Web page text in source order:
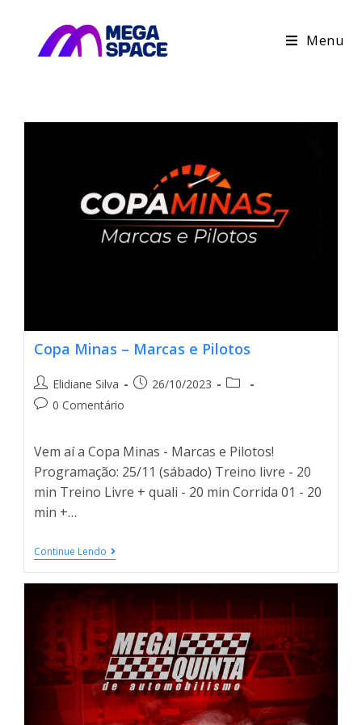
Menu
Copa Minas – Marcas e Pilotos
Elidiane Silva
26/10/2023
0 Comentário
Vem aí a Copa Minas - Marcas e Pilotos!
Programação: 25/11 (sábado) Treino livre - 20
min Treino Livre + quali - 20 min Corrida 01 - 20
min +…
Continue Lendo